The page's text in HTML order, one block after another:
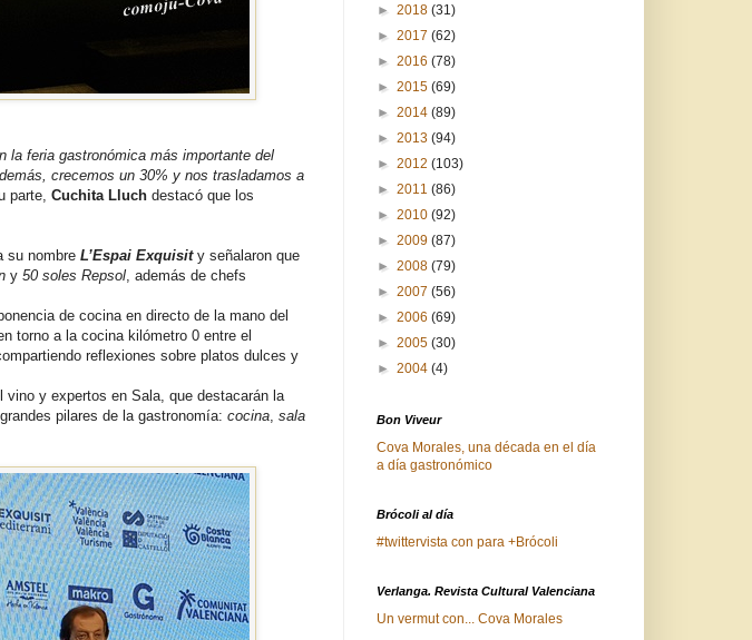
la feria gastronómica más importante del
crecemos un 30% y nos trasladamos a
parte, Cuchita Lluch destacó que los
su nombre L’Espai Exquisity señalaron que
y 50 soles Repsol , además de chefs
de cocina en directo de la mano del
torno a la cocina kilómetro 0 entre el
reflexiones sobre platos dulces y
vino y expertos en Sala, que destacarán la
pilares de la gastronomía: cocina sala
► 2018 (31)
► 2017 (62)
► 2016 (78)
► 2015 (69)
► 2014 (89)
► 2013 (94)
► 2012 (103)
► 2011 (86)
► 2010 (92)
► 2009 (87)
► 2008 (79)
► 2007 (56)
► 2006 (69)
► 2005 (30)
► 2004 (4)
Bon Viveur
Cova Morales, una década en el día
a día gastronómico
Brócoli al día
#twittervista con para +Brócoli
Verlanga. Revista Cultural Valenciana
Un vermut con... Cova Morales